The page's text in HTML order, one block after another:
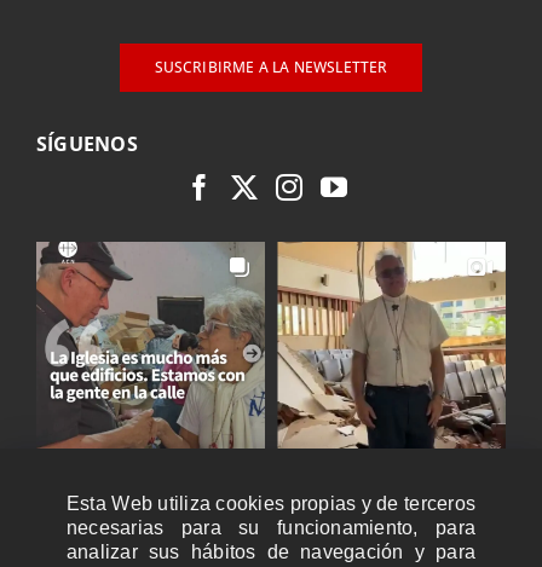
SUSCRIBIRME A LA NEWSLETTER
SÍGUENOS
Esta Web utiliza cookies propias y de terceros
necesarias para su funcionamiento, para
analizar sus hábitos de navegación y para